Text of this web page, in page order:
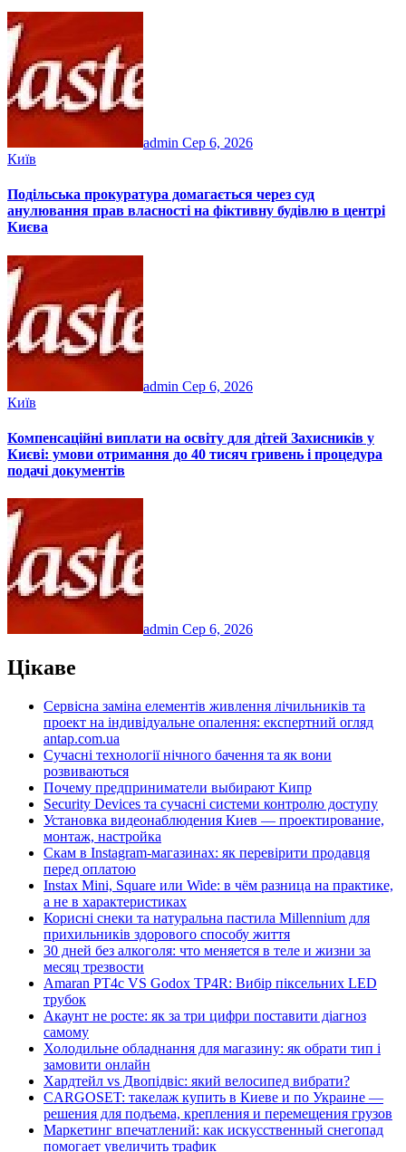
admin Сер 6, 2026
Київ
Подільська прокуратура домагається через суд
анулювання прав власності на фіктивну будівлю в центрі
Києва
admin Сер 6, 2026
Київ
Компенсаційні виплати на освіту для дітей Захисників у
Києві: умови отримання до 40 тисяч гривень і процедура
подачі документів
admin Сер 6, 2026
Цікаве
Сервісна заміна елементів живлення лічильників та
проект на індивідуальне опалення: експертний огляд
antap.com.ua
Сучасні технології нічного бачення та як вони
розвиваються
Почему предприниматели выбирают Кипр
Security Devices та сучасні системи контролю доступу
Установка видеонаблюдения Киев — проектирование,
монтаж, настройка
Скам в Instagram-магазинах: як перевірити продавця
перед оплатою
Instax Mini, Square или Wide: в чём разница на практике,
а не в характеристиках
Корисні снеки та натуральна пастила Millennium для
прихильників здорового способу життя
30 дней без алкоголя: что меняется в теле и жизни за
месяц трезвости
Amaran PT4c VS Godox TP4R: Вибір піксельних LED
трубок
Акаунт не росте: як за три цифри поставити діагноз
самому
Холодильне обладнання для магазину: як обрати тип і
замовити онлайн
Хардтейл vs Двопідвіс: який велосипед вибрати?
CARGOSET: такелаж купить в Киеве и по Украине —
решения для подъема, крепления и перемещения грузов
Маркетинг впечатлений: как искусственный снегопад
помогает увеличить трафик